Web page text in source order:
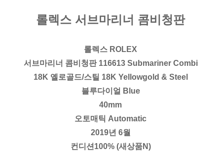
롤렉스 서브마리너 콤비청판
롤렉스 ROLEX
서브마리너 콤비청판 116613 Submariner Combi
18K 옐로골드/스틸 18K Yellowgold & Steel
블루다이얼 Blue
40mm
오토매틱 Automatic
2019년 6월
컨디션100% (새상품N)